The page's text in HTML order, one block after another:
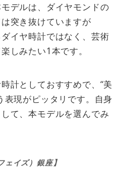
デルは、ダイヤモンドの
突き抜けていますが
イヤ時計ではなく、芸術
しみたい1本です。
計としておすすめで、“美
表現がピッタリです。自身
て、本モデルを選んでみ
ェイズ）銀座】